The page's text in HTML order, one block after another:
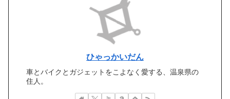
ひゃっかいだん
車とバイクとガジェットをこよなく愛する、温泉県の
住人。